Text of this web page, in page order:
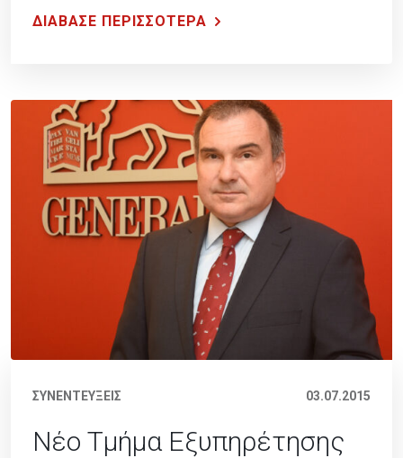
ΔΙΑΒΑΣΕ ΠΕΡΙΣΣΟΤΕΡΑ
ΣΥΝΕΝΤΕΥΞΕΙΣ 03.07.2015
Νέο Τμήμα Εξυπηρέτησης